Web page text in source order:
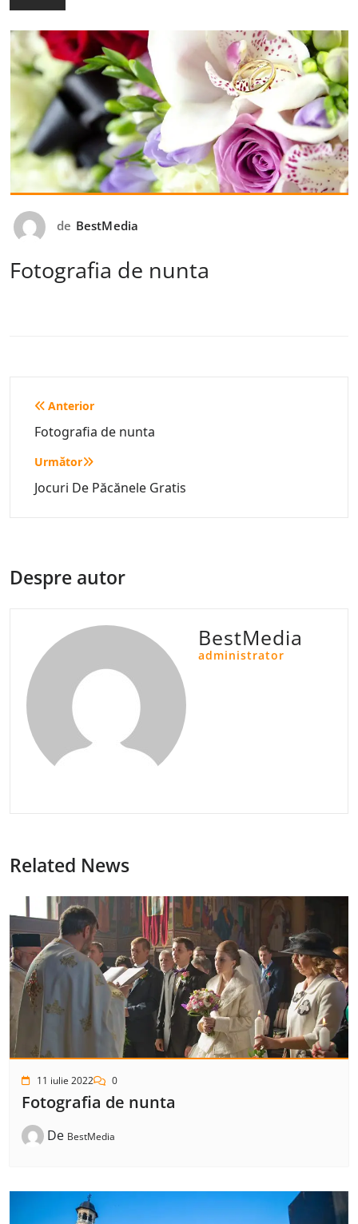
de BestMedia
Fotografia de nunta
Navigare
în
articole
Anterior
Fotografia de nunta
Următor
Jocuri De Păcănele Gratis
Despre autor
BestMedia
administrator
Related News
11 iulie 2022 0
Fotografia de nunta
De BestMedia